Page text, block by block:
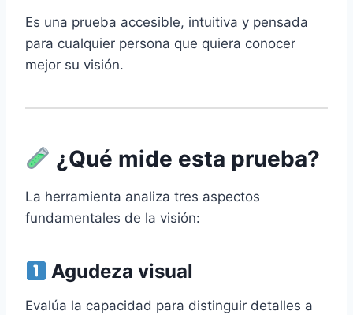
Es una prueba accesible, intuitiva y pensada
para cualquier persona que quiera conocer
mejor su visión.
¿Qué mide esta prueba?
La herramienta analiza tres aspectos
fundamentales de la visión:
Agudeza visual
Evalúa la capacidad para distinguir detalles a